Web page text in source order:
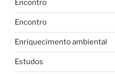
Encontro
Encontro
Enriquecimento ambiental
Estudos